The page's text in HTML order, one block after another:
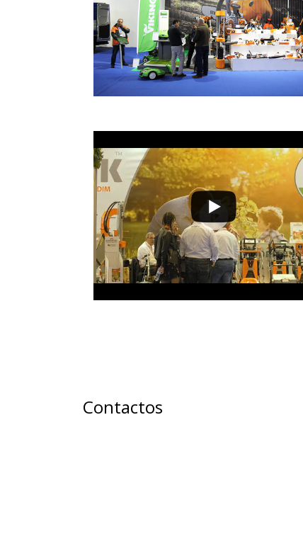
Contactos